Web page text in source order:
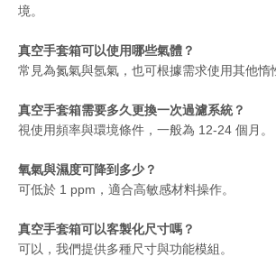
境。
真空手套箱可以使用哪些氣體？
常見為氮氣與氬氣，也可根據需求使用其他惰
真空手套箱需要多久更換一次過濾系統？
視使用頻率與環境條件，一般為 12-24 個月。
氧氣與濕度可降到多少？
可低於 1 ppm，適合高敏感材料操作。
真空手套箱可以客製化尺寸嗎？
可以，我們提供多種尺寸與功能模組。